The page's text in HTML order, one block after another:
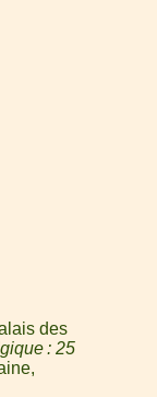
des
: 25